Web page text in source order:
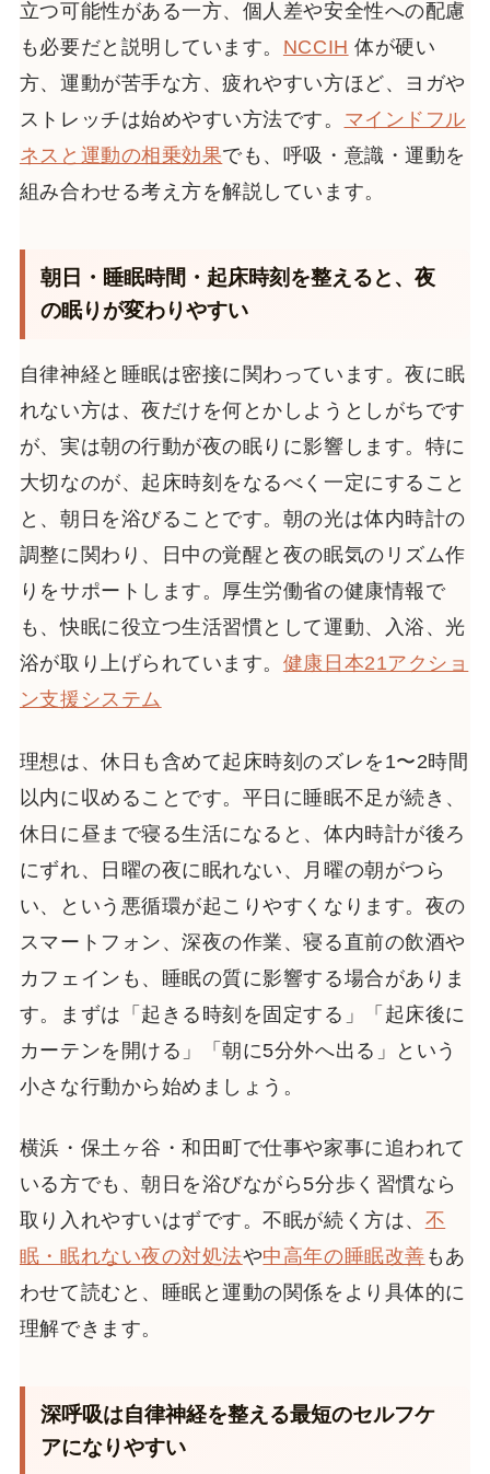
立つ可能性がある一方、個人差や安全性への配慮
も必要だと説明しています。 NCCIH 体が硬い
方、運動が苦手な方、疲れやすい方ほど、ヨガや
ストレッチは始めやすい方法です。 マインドフル
ネスと運動の相乗効果でも、呼吸・意識・運動を
組み合わせる考え方を解説しています。
朝日・睡眠時間・起床時刻を整えると、夜
の眠りが変わりやすい
自律神経と睡眠は密接に関わっています。夜に眠
れない方は、夜だけを何とかしようとしがちです
が、実は朝の行動が夜の眠りに影響します。特に
大切なのが、起床時刻をなるべく一定にすること
と、朝日を浴びることです。朝の光は体内時計の
調整に関わり、日中の覚醒と夜の眠気のリズム作
りをサポートします。厚生労働省の健康情報で
も、快眠に役立つ生活習慣として運動、入浴、光
浴が取り上げられています。 健康日本21アクショ
ン支援システム
理想は、休日も含めて起床時刻のズレを1〜2時間
以内に収めることです。平日に睡眠不足が続き、
休日に昼まで寝る生活になると、体内時計が後ろ
にずれ、日曜の夜に眠れない、月曜の朝がつら
い、という悪循環が起こりやすくなります。夜の
スマートフォン、深夜の作業、寝る直前の飲酒や
カフェインも、睡眠の質に影響する場合がありま
す。まずは「起きる時刻を固定する」「起床後に
カーテンを開ける」「朝に5分外へ出る」という
小さな行動から始めましょう。
横浜・保土ヶ谷・和田町で仕事や家事に追われて
いる方でも、朝日を浴びながら5分歩く習慣なら
取り入れやすいはずです。不眠が続く方は、 不
眠・眠れない夜の対処法や中高年の睡眠改善 もあ
わせて読むと、睡眠と運動の関係をより具体的に
理解できます。
深呼吸は自律神経を整える最短のセルフケ
アになりやすい